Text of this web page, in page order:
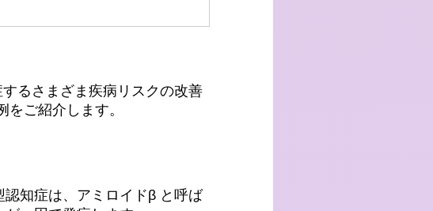
るさまざま疾病リスクの改善
ご紹介します。
知症は、アミロイドβ と呼ば